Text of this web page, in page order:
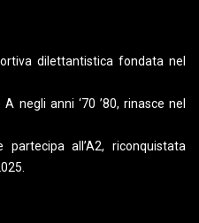
dilettantistica fondata nel
negli anni ‘70 ’80, rinasce nel
all’A2, riconquistata